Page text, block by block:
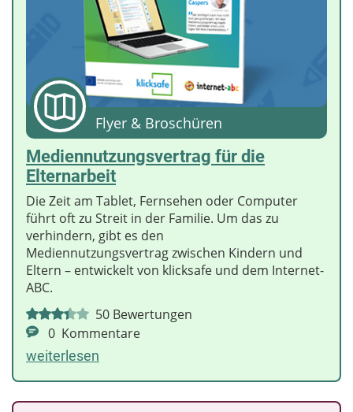
Flyer & Broschüren
Mediennutzungsvertrag für die
Elternarbeit
Die Zeit am Tablet, Fernsehen oder Computer
führt oft zu Streit in der Familie. Um das zu
verhindern, gibt es den
Mediennutzungsvertrag zwischen Kindern und
Eltern – entwickelt von klicksafe und dem Internet-
ABC.
50 Bewertungen
0 Kommentare
weiterlesen